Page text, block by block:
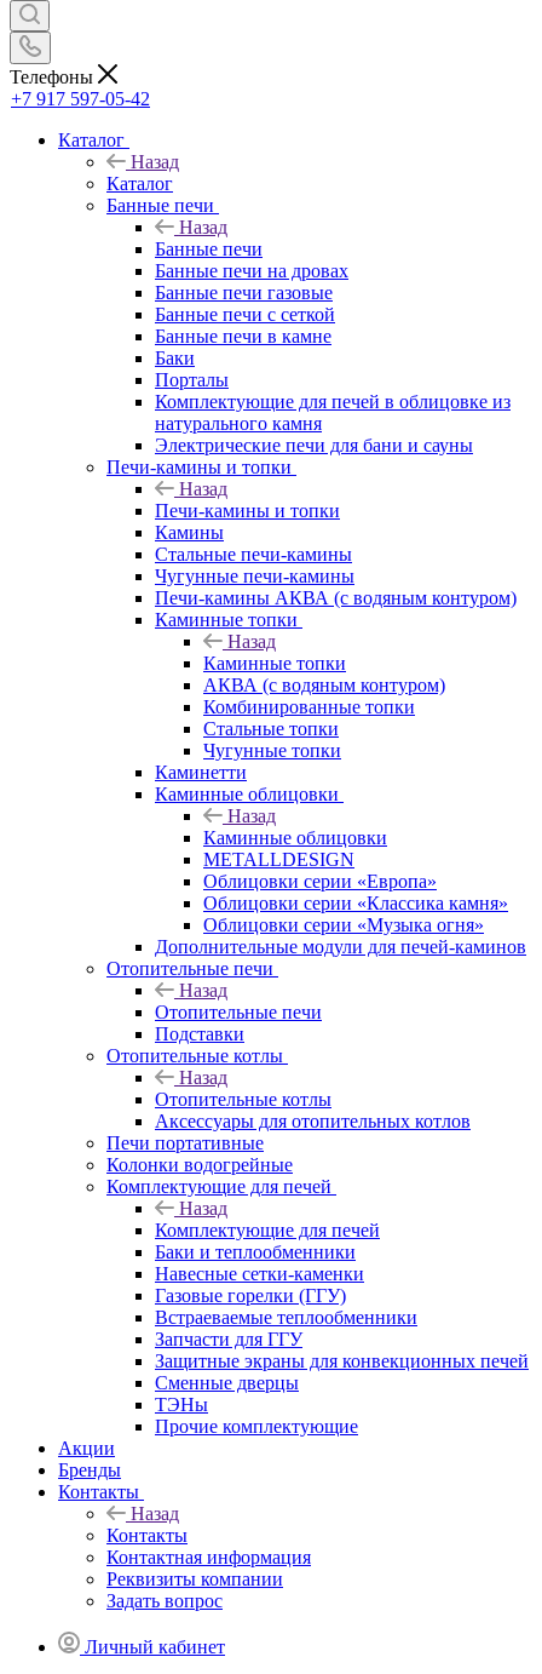
Телефоны
+7 917 597-05-42
Каталог
Назад
Каталог
Банные печи
Назад
Банные печи
Банные печи на дровах
Банные печи газовые
Банные печи с сеткой
Банные печи в камне
Баки
Порталы
Комплектующие для печей в облицовке из
натурального камня
Электрические печи для бани и сауны
Печи-камины и топки
Назад
Печи-камины и топки
Камины
Стальные печи-камины
Чугунные печи-камины
Печи-камины АКВА (с водяным контуром)
Каминные топки
Назад
Каминные топки
АКВА (с водяным контуром)
Комбинированные топки
Стальные топки
Чугунные топки
Каминетти
Каминные облицовки
Назад
Каминные облицовки
METALLDESIGN
Облицовки серии «Европа»
Облицовки серии «Классика камня»
Облицовки серии «Музыка огня»
Дополнительные модули для печей-каминов
Отопительные печи
Назад
Отопительные печи
Подставки
Отопительные котлы
Назад
Отопительные котлы
Аксессуары для отопительных котлов
Печи портативные
Колонки водогрейные
Комплектующие для печей
Назад
Комплектующие для печей
Баки и теплообменники
Навесные сетки-каменки
Газовые горелки (ГГУ)
Встраеваемые теплообменники
Запчасти для ГГУ
Защитные экраны для конвекционных печей
Сменные дверцы
ТЭНы
Прочие комплектующие
Акции
Бренды
Контакты
Назад
Контакты
Контактная информация
Реквизиты компании
Задать вопрос
Личный кабинет